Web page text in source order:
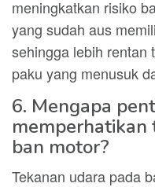
meningkatkan risiko
yang sudah aus
sehingga lebih rentan
paku yang menusuk
6. Mengapa
memperhatikan
ban motor?
Tekanan udara pada